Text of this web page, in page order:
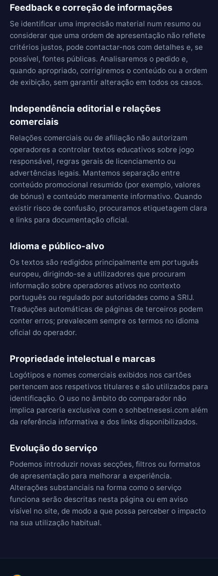
Feedback e correção de informações
Se identificar uma imprecisão material num resumo ou
considerar que uma ordem de apresentação não reflete
critérios justos, pode contactar-nos com detalhes e, se
possível, fontes públicas. Analisaremos o pedido e,
quando apropriado, corrigiremos o conteúdo ou a ordem
de exibição, sem garantir alteração em todos os casos.
Independência editorial e relações
comerciais
Relações comerciais ou de afiliação não autorizam
operadores a controlar textos educativos sobre jogo
responsável, regras gerais de licenciamento ou
advertências legais. Mantemos separação entre
conteúdo promocional resumido (por exemplo, valores
de bónus) e conteúdo meramente informativo. Quando
existir risco de confusão, procuramos etiquetagem clara
e links para documentação oficial.
Idioma e público-alvo
Os textos são redigidos principalmente em português
europeu, dirigindo-se a utilizadores que procuram
informação sobre operadores ativos no contexto
português ou regulado por autoridades como a SRIJ.
Traduções automáticas de páginas de terceiros podem
conter erros; prevalecem sempre os termos no idioma
oficial do operador.
Propriedade intelectual e marcas
Logótipos e nomes comerciais exibidos nos cartões
pertencem aos respetivos titulares e são utilizados para
identificação. O uso no âmbito do comparador não
implica parceria exclusiva com o sohbetnesesi.com além
da referência informativa e dos links disponibilizados.
Evolução do serviço
Podemos introduzir novas secções, filtros ou formatos
de apresentação para melhorar a experiência.
Alterações substanciais na forma como o serviço
funciona serão descritas nesta página ou em aviso
visível no site, de modo a que possa perceber o impacto
na sua utilização habitual.